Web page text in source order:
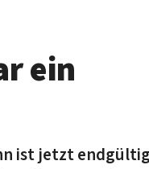
ein
ist jetzt